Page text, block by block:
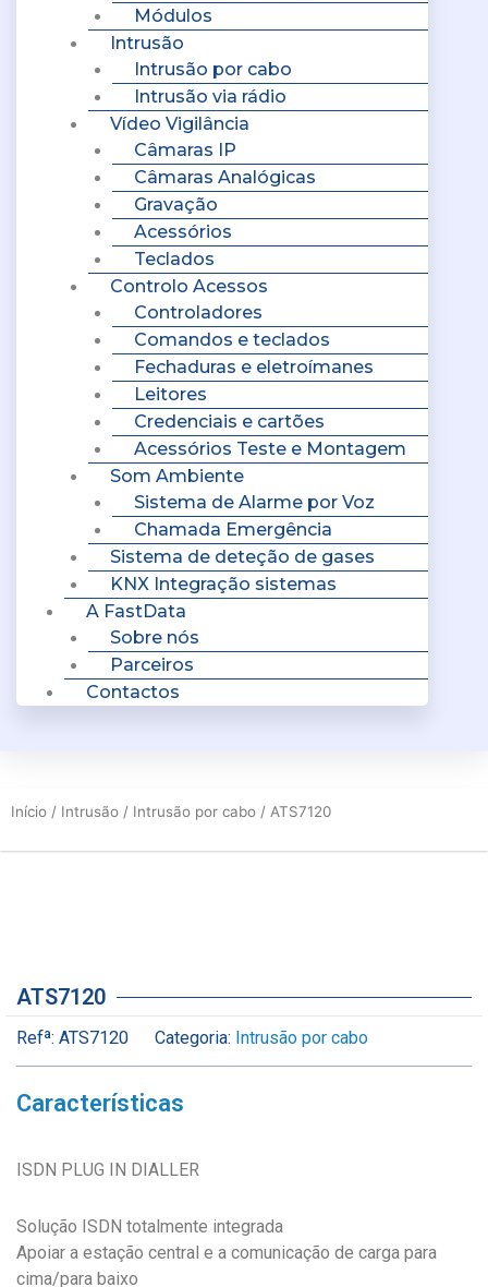
Módulos
Intrusão
Intrusão por cabo
Intrusão via rádio
Vídeo Vigilância
Câmaras IP
Câmaras Analógicas
Gravação
Acessórios
Teclados
Controlo Acessos
Controladores
Comandos e teclados
Fechaduras e eletroímanes
Leitores
Credenciais e cartões
Acessórios Teste e Montagem
Som Ambiente
Sistema de Alarme por Voz
Chamada Emergência
Sistema de deteção de gases
KNX Integração sistemas
A FastData
Sobre nós
Parceiros
Contactos
Início / Intrusão / Intrusão por cabo / ATS7120
ATS7120
Refª: ATS7120 Categoria: Intrusão por cabo
Características
ISDN PLUG IN DIALLER
Solução ISDN totalmente integrada
Apoiar a estação central e a comunicação de carga para
cima/para baixo